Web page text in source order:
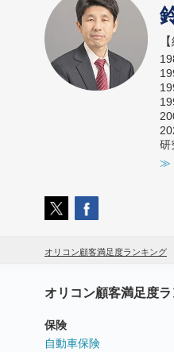
研
≫
オリコン顧客満足度ランキング
オリコン顧客満足度
保険
自動車保険